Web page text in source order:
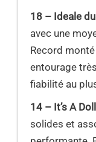
18 – Ideale
avec une
Record
entourage
fiabilité au
14 – It’s A
solides et